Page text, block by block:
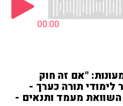
00:00
"אם זה חוק
תורה כערך -
השוואת מעמד ותנאים -